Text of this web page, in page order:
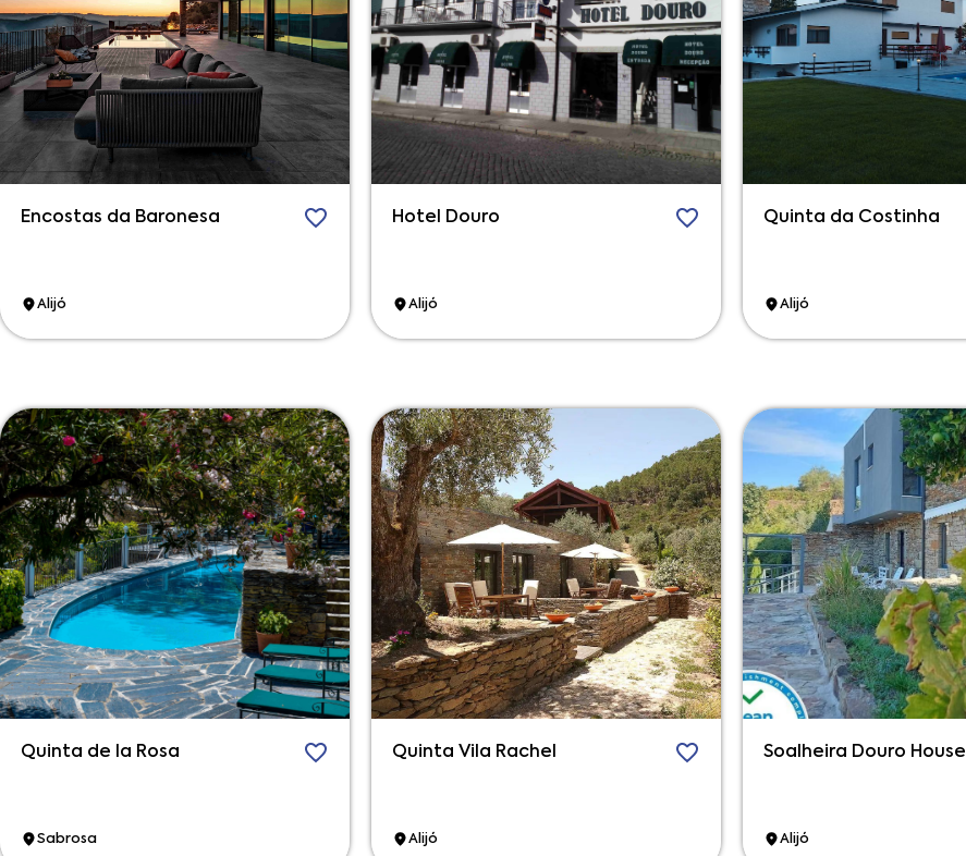
Encostas da Baronesa
Alijó
Hotel Douro
Alijó
Quinta da Costinha
Alijó
Quinta de la Rosa
Sabrosa
Quinta Vila Rachel
Alijó
Soalheira Douro House
Alijó